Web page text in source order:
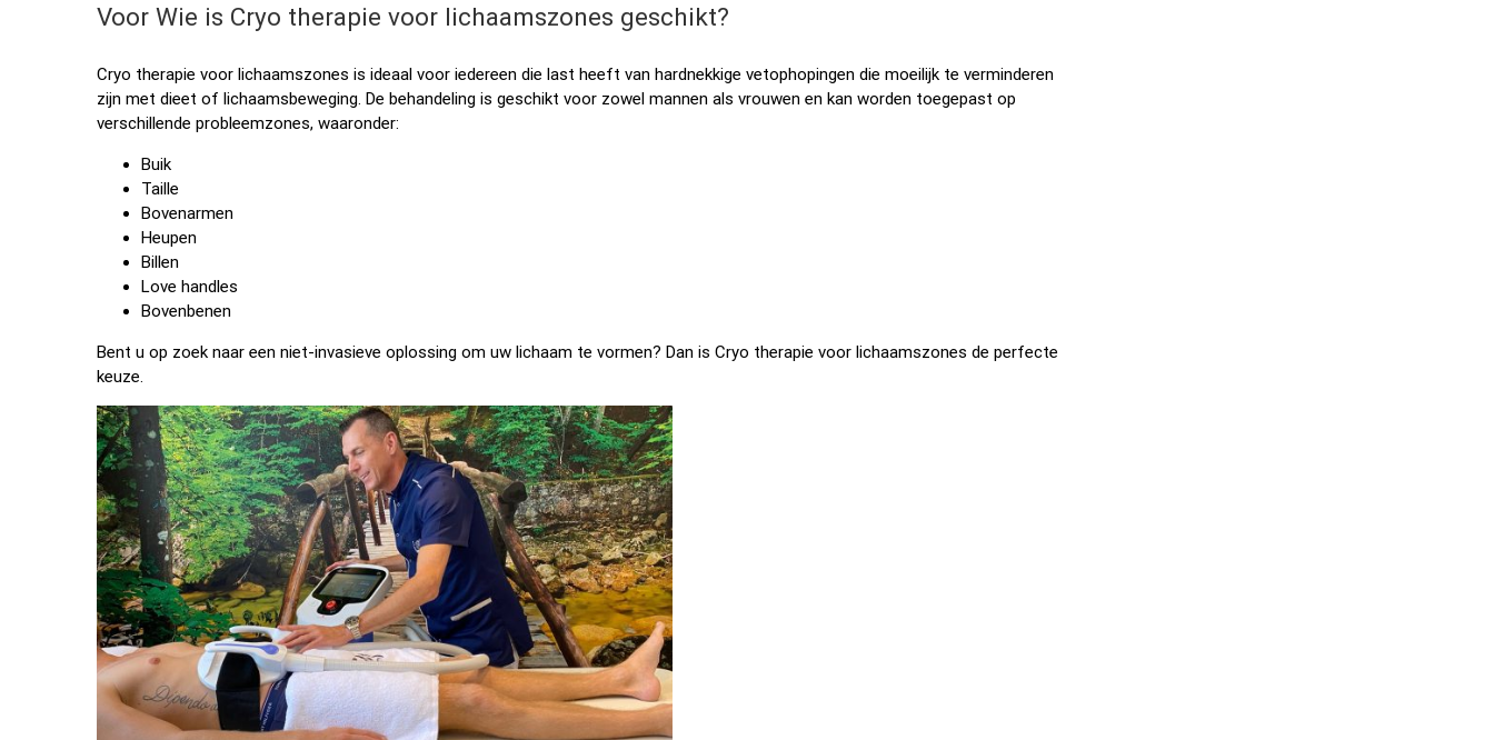
Voor Wie is Cryo therapie voor lichaamszones geschikt?
Cryo therapie voor lichaamszones is ideaal voor iedereen die last heeft van hardnekkige vetophopingen die moeilijk te verminderen
zijn met dieet of lichaamsbeweging. De behandeling is geschikt voor zowel mannen als vrouwen en kan worden toegepast op
verschillende probleemzones, waaronder:
Buik
Taille
Bovenarmen
Heupen
Billen
Love handles
Bovenbenen
Bent u op zoek naar een niet-invasieve oplossing om uw lichaam te vormen? Dan is Cryo therapie voor lichaamszones de perfecte
keuze.